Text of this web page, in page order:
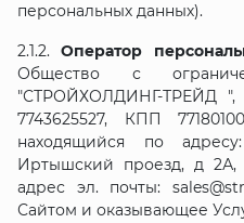
персональных данных).
2.1.2.Оператор
Общество с
"СТРОЙХОЛДИНГ-ТРЕЙД ",
7743625527, КПП
находящийся по
Иртышский проезд, д 2А,
адрес эл. почты:
Сайтом и оказывающее